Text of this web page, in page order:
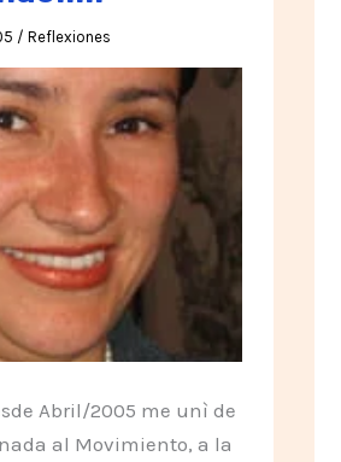
/ Reflexiones
Abril/2005 me unì de
al Movimiento, a la